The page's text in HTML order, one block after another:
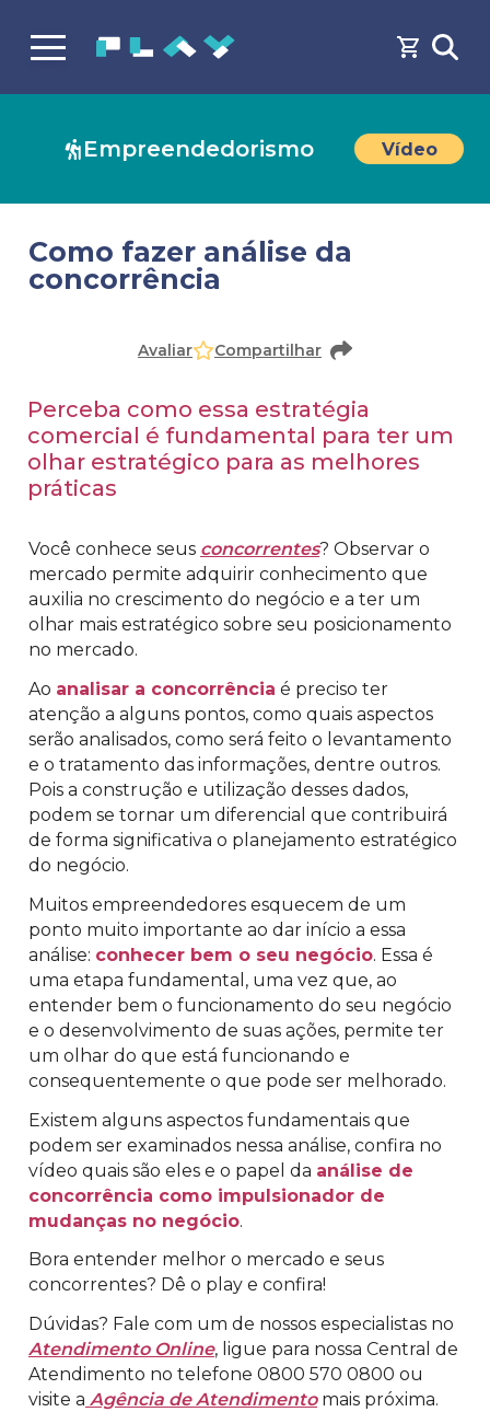
Empreendedorismo Vídeo
Como fazer análise da
concorrência
cadastro para acessar o conteúdo
Avaliar Compartilhar
Perceba como essa estratégia
comercial é fundamental para ter um
olhar estratégico para as melhores
práticas
Você conhece seus concorrentes? Observar o
mercado permite adquirir conhecimento que
auxilia no crescimento do negócio e a ter um
olhar mais estratégico sobre seu posicionamento
no mercado.
Ao analisar a concorrência é preciso ter
atenção a alguns pontos, como quais aspectos
serão analisados, como será feito o levantamento
e o tratamento das informações, dentre outros.
Pois a construção e utilização desses dados,
podem se tornar um diferencial que contribuirá
de forma significativa o planejamento estratégico
do negócio.
Muitos empreendedores esquecem de um
ponto muito importante ao dar início a essa
análise: conhecer bem o seu negócio. Essa é
uma etapa fundamental, uma vez que, ao
entender bem o funcionamento do seu negócio
e o desenvolvimento de suas ações, permite ter
um olhar do que está funcionando e
consequentemente o que pode ser melhorado.
Existem alguns aspectos fundamentais que
podem ser examinados nessa análise, confira no
vídeo quais são eles e o papel da análise de
concorrência como impulsionador de
mudanças no negócio.
Bora entender melhor o mercado e seus
concorrentes? Dê o play e confira!
Dúvidas? Fale com um de nossos especialistas no
Atendimento Online, ligue para nossa Central de
Atendimento no telefone 0800 570 0800 ou
visite a Agência de Atendimentomais próxima.